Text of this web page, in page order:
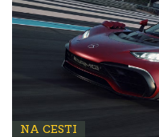
NA CESTI